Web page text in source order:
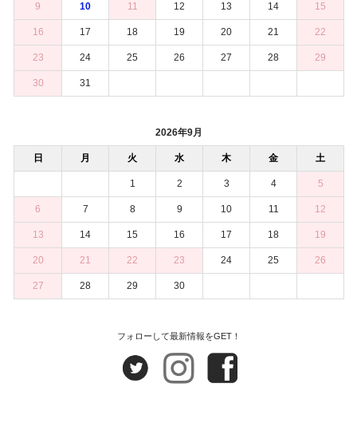
9 10 11 12 13 14 15
16 17 18 19 20 21 22
23 24 25 26 27 28 29
30 31
2026年9月
日 月 火 水 木 金 土
1 2 3 4 5
6 7 8 9 10 11 12
13 14 15 16 17 18 19
20 21 22 23 24 25 26
27 28 29 30
フォローして最新情報をGET！